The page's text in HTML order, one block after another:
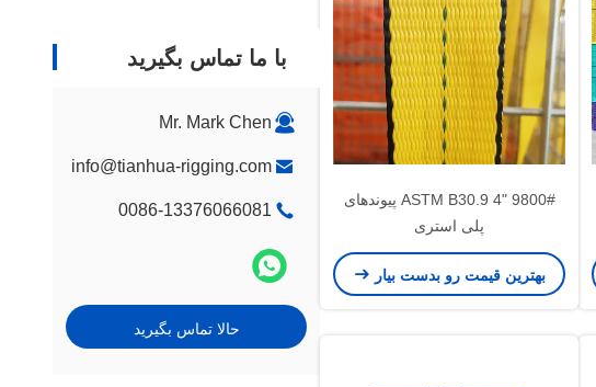
با ما تماس بگیرید
Mr. Mark Chen
info@tianhua-rigging.com
0086-13376066081
حالا تماس بگیرید
ASTM B30.9 4" 9800# پیوندهای
پلی استری
بهترین قیمت رو بدست بیار